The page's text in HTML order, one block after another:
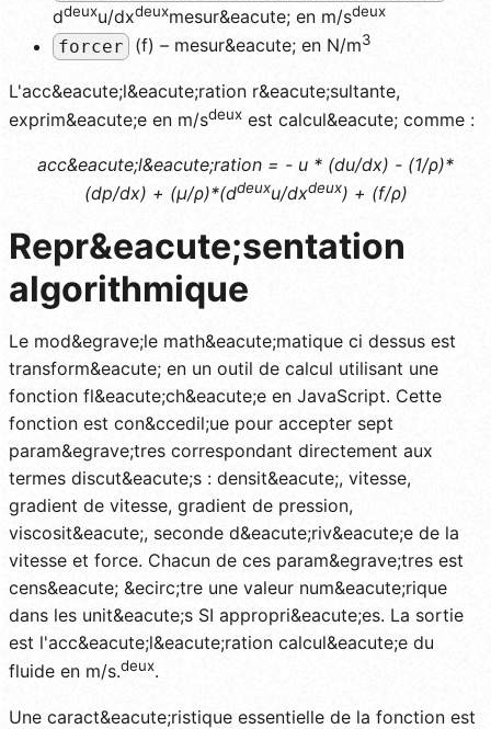
ddeuxu/dxdeuxmesur&eacute; en m/sdeux
forcer (f) – mesur&eacute; en N/m3
L'acc&eacute;l&eacute;ration r&eacute;sultante,
exprim&eacute;e en m/sdeux est calcul&eacute; comme :
acc&eacute;l&eacute;ration = - u * (du/dx) - (1/ρ)*
(dp/dx) + (μ/ρ)*(ddeuxu/dxdeux) + (f/ρ)
Repr&eacute;sentation
algorithmique
Le mod&egrave;le math&eacute;matique ci dessus est
transform&eacute; en un outil de calcul utilisant une
fonction fl&eacute;ch&eacute;e en JavaScript. Cette
fonction est con&ccedil;ue pour accepter sept
param&egrave;tres correspondant directement aux
termes discut&eacute;s : densit&eacute;, vitesse,
gradient de vitesse, gradient de pression,
viscosit&eacute;, seconde d&eacute;riv&eacute;e de la
vitesse et force. Chacun de ces param&egrave;tres est
cens&eacute; &ecirc;tre une valeur num&eacute;rique
dans les unit&eacute;s SI appropri&eacute;es. La sortie
est l'acc&eacute;l&eacute;ration calcul&eacute;e du
fluide en m/s.deux.
Une caract&eacute;ristique essentielle de la fonction est